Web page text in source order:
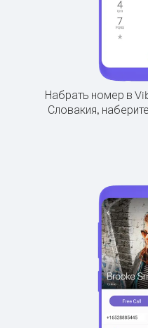
Набрать номер в
Словакия,